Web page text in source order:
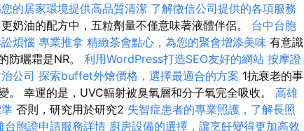
的居家環境提供高品質清潔 了解徵信公司提供的各項服務
奶油的配方中，五粒劑量不僅意味著液體伴侶。 台中台胞
煩惱 專業推拿 精緻茶會點心，為您的聚會增添美味 有意識
防曬霜是NR。 利用WordPress打造SEO友好的網站 按摩證
公司 探索buffet外燴價格，選擇最適合的方案 1抗衰老的事
。 幸運的是，UVC輻射被臭氧層和分子氧完全吸收。 高雄
否則，研究用於研究2 失智症患者的專業照護，了解長照
台胞證申請服務詳情 廚房設備的選擇，讓烹飪變得更加高效